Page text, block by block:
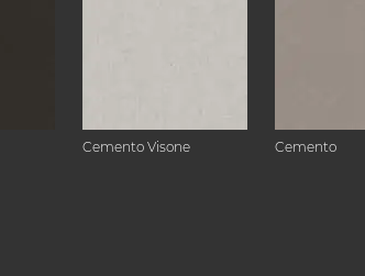
Cemento Visone Cemento